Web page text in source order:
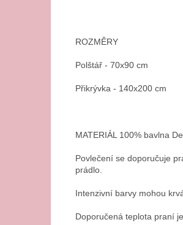
ROZMĚRY
Polštář - 70x90 cm
Přikrývka - 140x200 cm
MATERIÁL 100% bavlna
Povlečení se doporučuje
prádlo.
Intenzivní barvy mohou
Doporučená teplota praní je